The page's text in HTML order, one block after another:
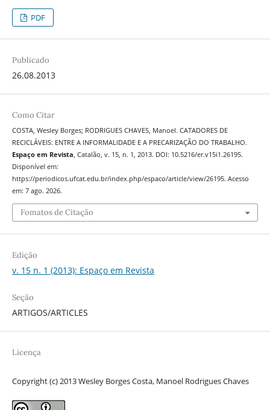
PDF
Publicado
26.08.2013
Como Citar
COSTA, Wesley Borges; RODRIGUES CHAVES, Manoel. CATADORES DE
RECICLÁVEIS: ENTRE A INFORMALIDADE E A PRECARIZAÇÃO DO TRABALHO.
Espaço em Revista, Catalão, v. 15, n. 1, 2013. DOI: 10.5216/er.v15i1.26195.
Disponível em:
https://periodicos.ufcat.edu.br/index.php/espaco/article/view/26195. Acesso
em: 7 ago. 2026.
Fomatos de Citação
Edição
v. 15 n. 1 (2013): Espaço em Revista
Seção
ARTIGOS/ARTICLES
Licença
Copyright (c) 2013 Wesley Borges Costa, Manoel Rodrigues Chaves